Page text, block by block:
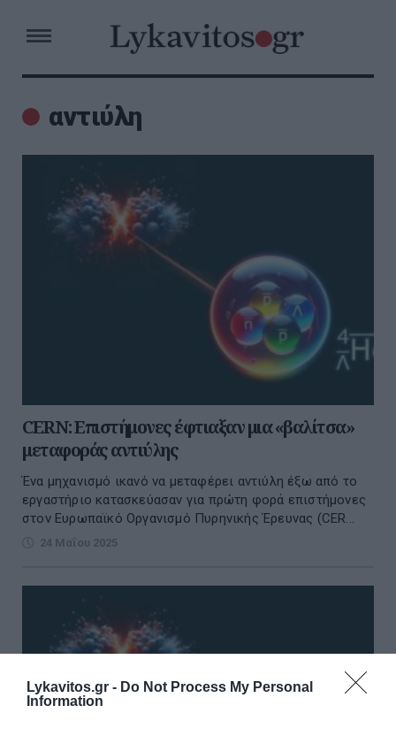
Lykavitos.gr - Do Not Process My Personal
Information
αντιύλη
CERN: Επιστήμονες έφτιαξαν μια «βαλίτσα»
μεταφοράς αντιύλης
Ένα μηχανισμό ικανό να μεταφέρει αντιύλη έξω από το
εργαστήριο κατασκεύασαν για πρώτη φορά επιστήμονες
στον Ευρωπαϊκό Οργανισμό Πυρηνικής Έρευνας (CER...
24 Μαΐου 2025